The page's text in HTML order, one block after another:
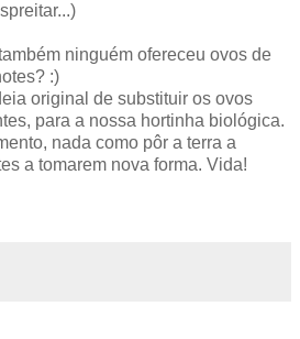
ninguém ofereceu ovos de
:)
original de substituir os ovos
para a nossa hortinha biológica.
nada como pôr a terra a
a tomarem nova forma. Vida!